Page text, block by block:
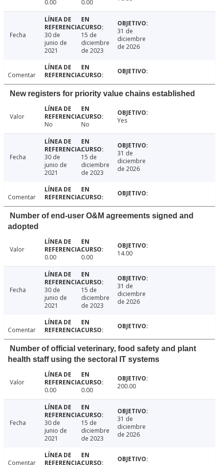
0.00
0.00
Fecha
30 de
junio de
2021
15 de
diciembre
de 2023
31 de
diciembre
de 2026
Comentar
New registers for priority value chains established
Valor
No
No Yes
Fecha
30 de
junio de
2021
15 de
diciembre
de 2023
31 de
diciembre
de 2026
Comentar
Number of end-user O&M agreements signed and
adopted
Valor
0.00
0.00 14.00
Fecha
30 de
junio de
2021
15 de
diciembre
de 2023
31 de
diciembre
de 2026
Comentar
Number of official veterinary, food safety and plant
health staff using the sectoral IT systems
Valor
0.00
0.00 200.00
Fecha
30 de
junio de
2021
15 de
diciembre
de 2023
31 de
diciembre
de 2026
Comentar